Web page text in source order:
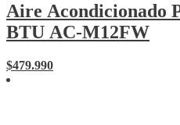
Aire Acondicionado
BTU AC-M12FW
$479.990